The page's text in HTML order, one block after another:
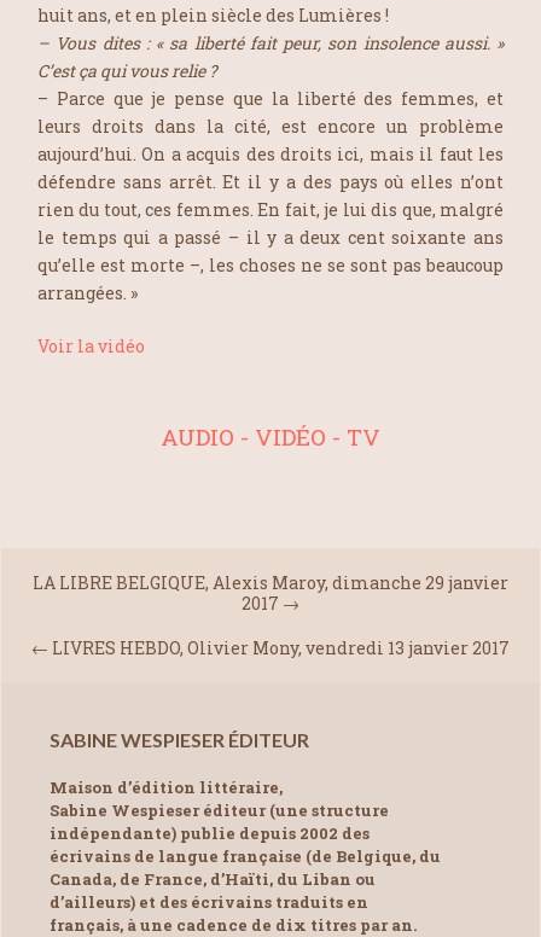
huit ans, et en plein siècle des Lumières !
– Vous dites : « sa liberté fait peur, son insolence aussi. »
C’est ça qui vous relie ?
– Parce que je pense que la liberté des femmes, et
leurs droits dans la cité, est encore un problème
aujourd’hui. On a acquis des droits ici, mais il faut les
défendre sans arrêt. Et il y a des pays où elles n’ont
rien du tout, ces femmes. En fait, je lui dis que, malgré
le temps qui a passé – il y a deux cent soixante ans
qu’elle est morte –, les choses ne se sont pas beaucoup
arrangées. »
Voir la vidéo
AUDIO - VIDÉO - TV
LA LIBRE BELGIQUE, Alexis Maroy, dimanche 29 janvier
2017 →
← LIVRES HEBDO, Olivier Mony, vendredi 13 janvier 2017
SABINE WESPIESER ÉDITEUR
Maison d’édition littéraire,
Sabine Wespieser éditeur (une structure
indépendante) publie depuis 2002 des
écrivains de langue française (de Belgique, du
Canada, de France, d’Haïti, du Liban ou
d’ailleurs) et des écrivains traduits en
français, à une cadence de dix titres par an.